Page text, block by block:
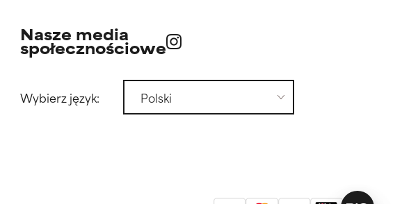
Nasze media
społecznościowe
Wybierz język: